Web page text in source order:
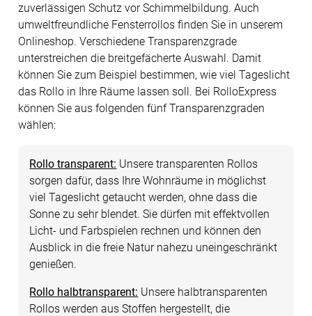
zuverlässigen Schutz vor Schimmelbildung. Auch
umweltfreundliche Fensterrollos finden Sie in unserem
Onlineshop. Verschiedene Transparenzgrade
unterstreichen die breitgefächerte Auswahl. Damit
können Sie zum Beispiel bestimmen, wie viel Tageslicht
das Rollo in Ihre Räume lassen soll. Bei RolloExpress
können Sie aus folgenden fünf Transparenzgraden
wählen:
Rollo transparent: Unsere transparenten Rollos
sorgen dafür, dass Ihre Wohnräume in möglichst
viel Tageslicht getaucht werden, ohne dass die
Sonne zu sehr blendet. Sie dürfen mit effektvollen
Licht- und Farbspielen rechnen und können den
Ausblick in die freie Natur nahezu uneingeschränkt
genießen.
Rollo halbtransparent: Unsere halbtransparenten
Rollos werden aus Stoffen hergestellt, die